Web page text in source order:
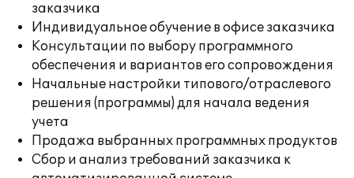
заказчика
Индивидуальное обучение в офисе заказчика
Консультации по выбору программного
обеспечения и вариантов его сопровождения
Начальные настройки типового/отраслевого
решения (программы) для начала ведения
учета
Продажа выбранных программных продуктов
Сбор и анализ требований заказчика к